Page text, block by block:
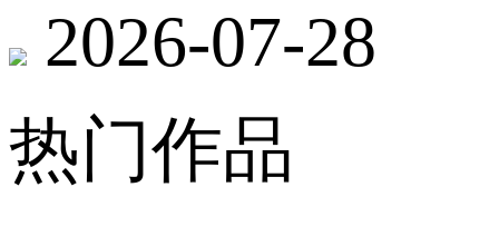
2026-07-28
热门作品